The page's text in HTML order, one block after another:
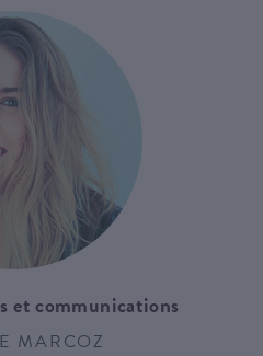
et communications
MARCOZ